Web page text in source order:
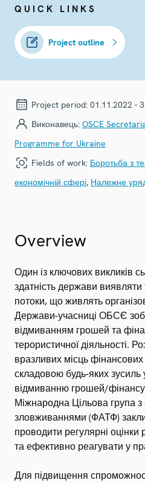
QUICK LINKS
Project outline
Project period: 01.11.2022 -
Виконавець: OSCE
Programme for Ukraine
Fields of work: Боротьба з
економічній сфері, Належне
Overview
Один із ключових викликів
здатність держави
потоки, що живлять
Держави-учасниці ОБСЄ
відмиванням грошей та
терористичної діяльності.
вразливих місць
складовою будь-яких зусиль
відмиванню грошей/
Міжнародна Цільова група
зловживаннями (ФАТФ)
проводити регулярні оцінки
та ефективно реагувати у
Для підвищення